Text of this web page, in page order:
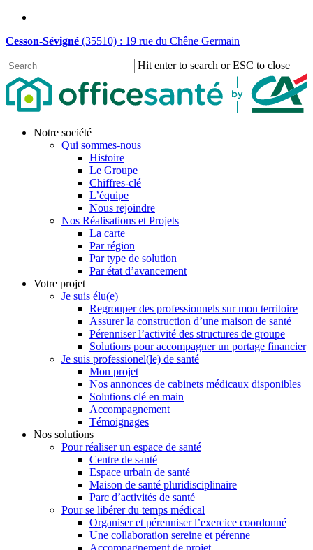
Skip
main
Cesson-Sévigné (35510) : 19 rue du Chêne Germain
Hit enter to search or ESC to close
Close
Search
Menu
Notre société
Qui sommes-nous
Histoire
Le Groupe
Chiffres-clé
L’équipe
Nous rejoindre
Nos Réalisations et Projets
La carte
Par région
Par type de solution
Par état d’avancement
Votre projet
Je suis élu(e)
Regrouper des professionnels sur mon territoire
Assurer la construction d’une maison de santé
Pérenniser l’activité des structures de groupe
Solutions pour accompagner un portage financier
Je suis professionel(le) de santé
Mon projet
Nos annonces de cabinets médicaux disponibles
Solutions clé en main
Accompagnement
Témoignages
Nos solutions
Pour réaliser un espace de santé
Centre de santé
Espace urbain de santé
Maison de santé pluridisciplinaire
Parc d’activités de santé
Pour se libérer du temps médical
Organiser et pérenniser l’exercice coordonné
Une collaboration sereine et pérenne
Accompagnement de projet